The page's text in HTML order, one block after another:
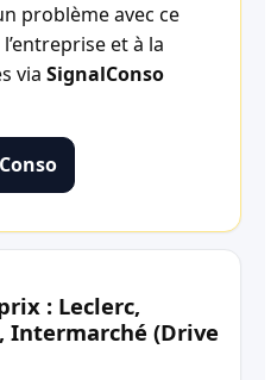
problème avec ce
et à la
via SignalConso
: Leclerc,
Intermarché (Drive